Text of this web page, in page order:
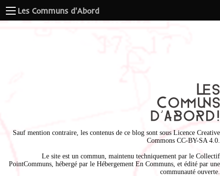
Les Communs d'Abord
Sauf mention contraire, les contenus de ce blog sont sous Licence Creative
Commons CC-BY-SA 4.0
Le site est un commun, maintenu techniquement par le Collectif
PointCommuns , hébergé par le Hébergement En Communs , et édité par une
communauté ouverte.